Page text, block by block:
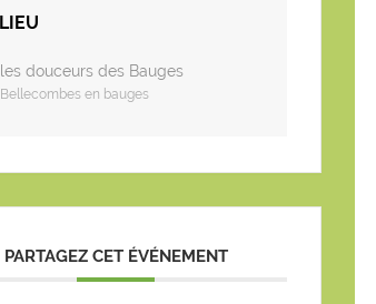
LIEU
les douceurs des Bauges
Bellecombes en bauges
PARTAGEZ CET ÉVÉNEMENT